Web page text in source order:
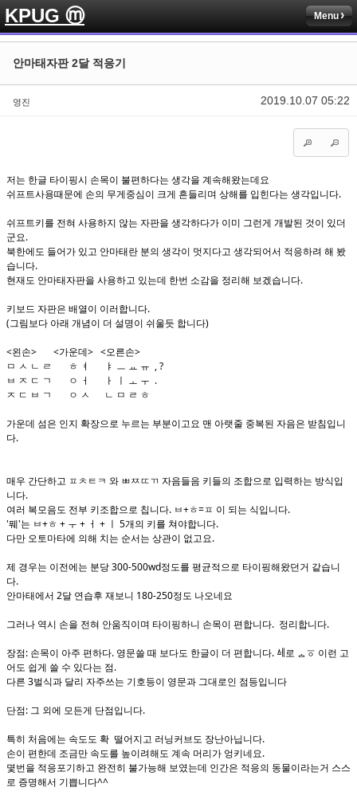
KPUG ⓜ Menu
2019.10.07 05:22
안마태자판 2달 적응기
영진
저는 한글 타이핑시 손목이 불편하다는 생각을 계속해왔는데요
쉬프트사용때문에 손의 무게중심이 크게 흔들리며 상해를 입힌다는 생각입니다.
쉬프트키를 전혀 사용하지 않는 자판을 생각하다가 이미 그런게 개발된 것이 있더
군요.
북한에도 들어가 있고 안마태란 분의 생각이 멋지다고 생각되어서 적응하려 해 봤
습니다.
현재도 안마태자판을 사용하고 있는데 한번 소감을 정리해 보겠습니다.
키보드 자판은 배열이 이러합니다.
(그림보다 아래 개념이 더 설명이 쉬울듯 합니다)
<왼손> <가운데> <오른손>
ㅁ ㅅ ㄴ ㄹ ㅎ ㅕ ㅑ ㅡ ㅛ ㅠ , ?
ㅂ ㅈ ㄷ ㄱ ㅇ ㅓ ㅏ ㅣ ㅗ ㅜ .
ㅈ ㄷ ㅂ ㄱ ㅇ ㅅ ㄴ ㅁ ㄹ ㅎ
가운데 섬은 인지 확장으로 누르는 부분이고요 맨 아랫줄 중복된 자음은 받침입니
다.
매우 간단하고 ㅍㅊㅌㅋ 와 ㅃㅉㄸㄲ 자음들음 키들의 조합으로 입력하는 방식입
니다.
여러 복모음도 전부 키조합으로 칩니다. ㅂ+ㅎ=ㅍ 이 되는 식입니다.
'풰'는 ㅂ+ㅎ + ㅜ + ㅓ + ㅣ 5개의 키를 쳐야합니다.
다만 오토마타에 의해 치는 순서는 상관이 없고요.
제 경우는 이전에는 분당 300-500wd정도를 평균적으로 타이핑해왔던거 같습니
다.
안마태에서 2달 연습후 재보니 180-250정도 나오네요
그러나 역시 손을 전혀 안움직이며 타이핑하니 손목이 편합니다. 정리합니다.
장점: 손목이 아주 편하다. 영문쓸 때 보다도 한글이 더 편합니다. ᅀᅦ로 ᅟᅟᅠᇰㆆ 이런 고
어도 쉽게 쓸 수 있다는 점. ᅟᅠ
다른 3벌식과 달리 자주쓰는 기호등이 영문과 그대로인 점등입니다
단점: 그 외에 모든게 단점입니다.
특히 처음에는 속도도 확 떨어지고 러닝커브도 장난아닙니다.
손이 편한데 조금만 속도를 높이려해도 계속 머리가 엉키네요.
몇번을 적응포기하고 완전히 불가능해 보였는데 인간은 적응의 동물이라는거 스스
로 증명해서 기쁩니다^^
Sketchbook5, 스케치북5
Sketchbook5, 스케치북5
Sketchbook5, 스케치북5
Sketchbook5, 스케치북5